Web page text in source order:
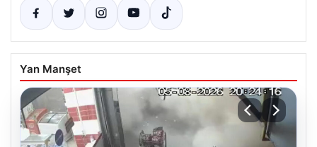
Yan Manşet